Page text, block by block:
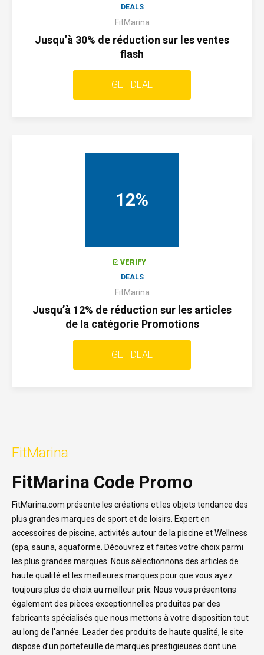
DEALS
FitMarina
Jusqu’à 30% de réduction sur les ventes
flash
GET DEAL
12%
VERIFY
DEALS
FitMarina
Jusqu’à 12% de réduction sur les articles
de la catégorie Promotions
GET DEAL
FitMarina
FitMarina Code Promo
FitMarina.com présente les créations et les objets tendance des
plus grandes marques de sport et de loisirs. Expert en
accessoires de piscine, activités autour de la piscine et Wellness
(spa, sauna, aquaforme. Découvrez et faites votre choix parmi
les plus grandes marques. Nous sélectionnons des articles de
haute qualité et les meilleures marques pour que vous ayez
toujours plus de choix au meilleur prix. Nous vous présentons
également des pièces exceptionnelles produites par des
fabricants spécialisés que nous mettons à votre disposition tout
au long de l'année. Leader des produits de haute qualité, le site
dispose d’un portefeuille de marques prestigieuses dont une